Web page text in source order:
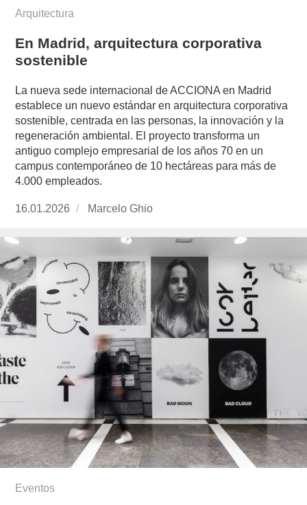
Arquitectura
En Madrid, arquitectura corporativa
sostenible
La nueva sede internacional de ACCIONA en Madrid
establece un nuevo estándar en arquitectura corporativa
sostenible, centrada en las personas, la innovación y la
regeneración ambiental. El proyecto transforma un
antiguo complejo empresarial de los años 70 en un
campus contemporáneo de 10 hectáreas para más de
4.000 empleados.
Publicado
16.01.2026
https://www.experimenta.es/author/marcelo-
Marcelo Ghio
Eventos